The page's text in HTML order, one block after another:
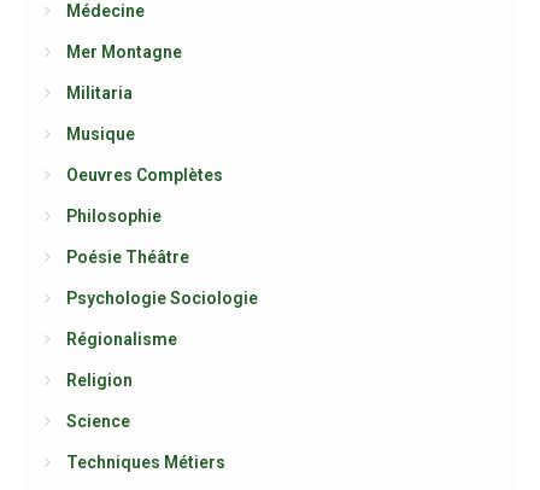
Médecine
Mer Montagne
Militaria
Musique
Oeuvres Complètes
Philosophie
Poésie Théâtre
Psychologie Sociologie
Régionalisme
Religion
Science
Techniques Métiers